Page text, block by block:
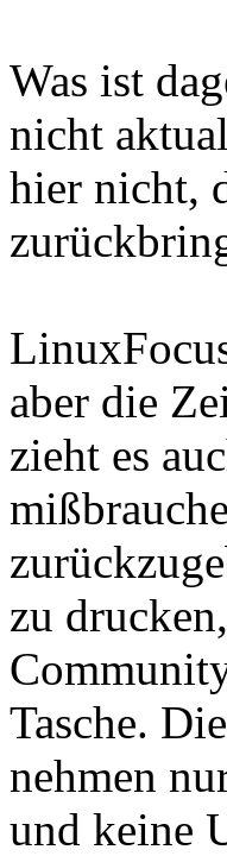
Was ist
nicht
hier nicht,
aber die
zieht es
zu
Tasche.
nehmen
und keine